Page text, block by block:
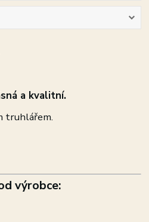
a kvalitní.
truhlářem.
výrobce: